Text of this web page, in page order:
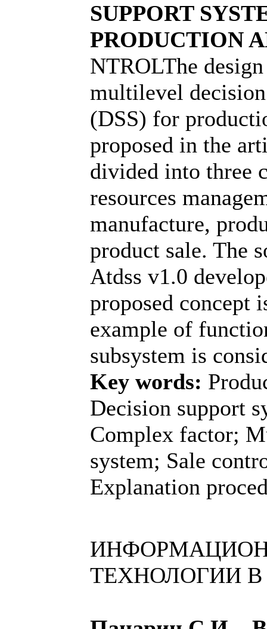
SUPPORT
PRODUCTION
NTROLThe
multilevel
(DSS) for
proposed in the
divided into three
resources
manufacture,
product sale. The
Atdss v1.0
proposed concept
example of
subsystem is
Key words:
Decision support
Complex factor;
system; Sale
Explanation
ТЕХНОЛОГИИ